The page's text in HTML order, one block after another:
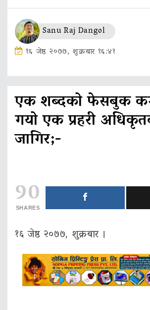
Sanu Raj Dangol
१६ जेष्ठ २०७७, शुक्रबार १६:४१
एक शब्दको फेसबुक
गयो एक प्रहरी
जागिर;-
90
SHARES
१६ जेष्ठ २०७७, शुक्रबार ।